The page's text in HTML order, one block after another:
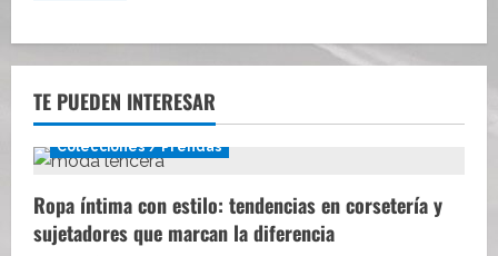
TE PUEDEN INTERESAR
Colecciones / Prendas
Ropa íntima con estilo: tendencias en corsetería y
sujetadores que marcan la diferencia